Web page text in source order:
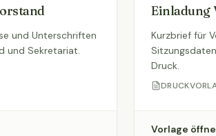
und Unterschriften
und Sekretariat.
Einladung
Kurzbrief für
Druck.
Vorlage